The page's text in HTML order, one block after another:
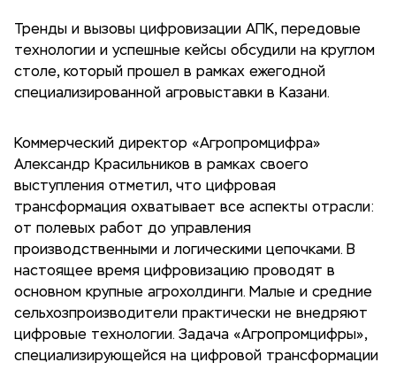
Тренды и вызовы цифровизации АПК, передовые
технологии и успешные кейсы обсудили на круглом
столе, который прошел в рамках ежегодной
специализированной агровыставки в Казани.
Коммерческий директор «Агропромцифра»
Александр Красильников в рамках своего
выступления отметил, что цифровая
трансформация охватывает все аспекты отрасли:
от полевых работ до управления
производственными и логическими цепочками. В
настоящее время цифровизацию проводят в
основном крупные агрохолдинги. Малые и средние
сельхозпроизводители практически не внедряют
цифровые технологии. Задача «Агропромцифры»,
специализирующейся на цифровой трансформации